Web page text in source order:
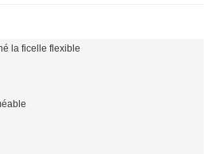
la ficelle flexible